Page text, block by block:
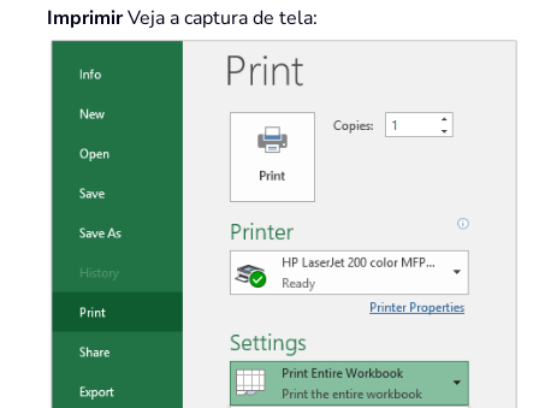
ImprimirVeja a captura de tela: